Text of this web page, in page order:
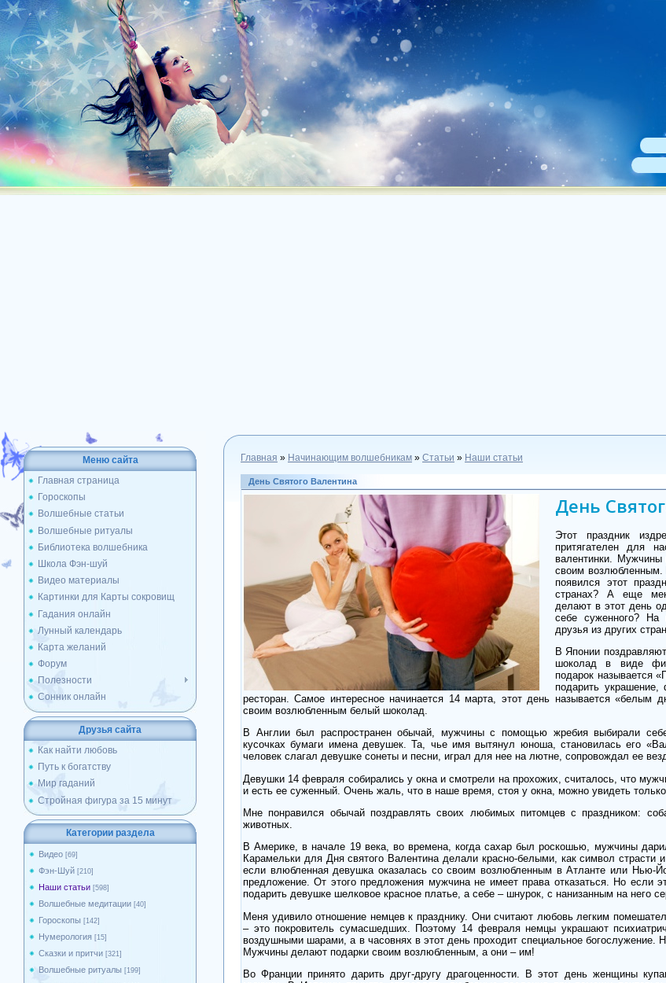
Меню сайта
Главная страница
Гороскопы
Волшебные статьи
Волшебные ритуалы
Библиотека волшебника
Школа Фэн-шуй
Видео материалы
Картинки для Карты сокровищ
Гадания онлайн
Лунный календарь
Карта желаний
Форум
Полезности
Сонник онлайн
Друзья сайта
Как найти любовь
Путь к богатству
Мир гаданий
Стройная фигура за 15 минут
Категории раздела
Видео [69]
Фэн-Шуй [210]
Наши статьи [598]
Волшебные медитации [40]
Гороскопы [142]
Нумерология [15]
Сказки и притчи [321]
Волшебные ритуалы [199]
Главная » Начинающим волшебникам » Статьи » Наши статьи
День Святого Валентина
День
Этот праздник
притягателен для
валентинки. Мужчины
своим
появился этот
странах? А еще
делают в этот день
себе суженного?
друзья из других
В Японии
шоколад в виде
подарок называется
подарить
ресторан. Самое интересное начинается 14 марта, этот день называется «белым
своим возлюбленным белый шоколад.
В Англии был распространен обычай, мужчины с помощью жребия выбирали
кусочках бумаги имена девушек. Та, чье имя вытянул юноша, становилась его
человек слагал девушке сонеты и песни, играл для нее на лютне, сопровождал ее
Девушки 14 февраля собирались у окна и смотрели на прохожих, считалось, что
и есть ее суженный. Очень жаль, что в наше время, стоя у окна, можно увидеть
Мне понравился обычай поздравлять своих любимых питомцев с праздником:
животных.
В Америке, в начале 19 века, во времена, когда сахар был роскошью, мужчины
Карамельки для Дня святого Валентина делали красно-белыми, как символ страсти
если влюбленная девушка оказалась со своим возлюбленным в Атланте или Нью-
предложение. От этого предложения мужчина не имеет права отказаться. Но если
подарить девушке шелковое красное платье, а себе – шнурок, с нанизанным на него
Меня удивило отношение немцев к празднику. Они считают любовь легким
– это покровитель сумасшедших. Поэтому 14 февраля немцы украшают
воздушными шарами, а в часовнях в этот день проходит специальное богослужение.
Мужчины делают подарки своим возлюбленным, а они – им!
Во Франции принято дарить друг-другу драгоценности. В этот день женщины